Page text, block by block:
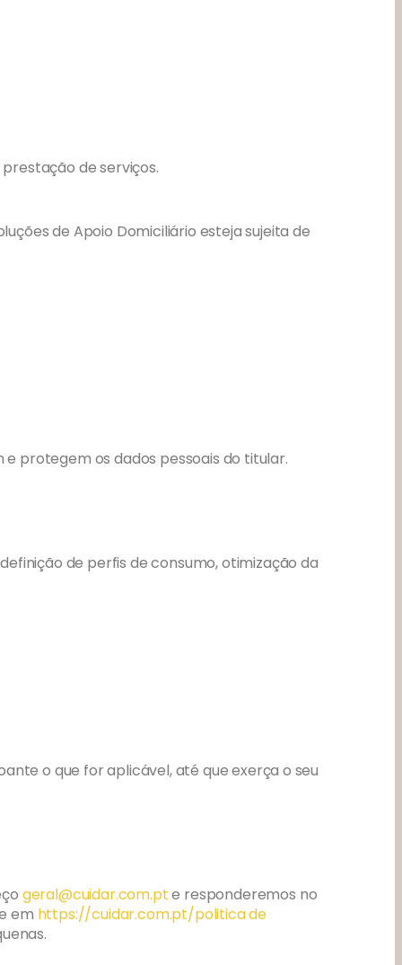
de serviços.
de Apoio Domiciliário esteja sujeita de
protegem os dados pessoais do titular.
de perfis de consumo, otimização da
o que for aplicável, até que exerça o seu
geral@cuidar.com.pte responderemos no
em https://cuidar.com.pt/politica de